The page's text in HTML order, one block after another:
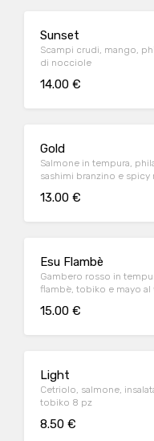
Sunset
Scampi crudi, mango,
di nocciole
14.00 €
Gold
Salmone in tempura,
sashimi branzino e spicy
13.00 €
Esu Flambè
Gambero rosso in
flambè, tobiko e mayo al
15.00 €
Light
Cetriolo, salmone,
tobiko 8 pz
8.50 €